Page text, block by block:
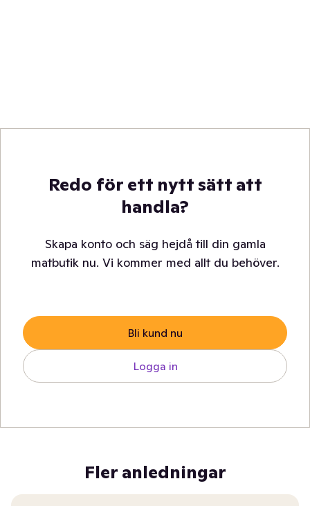
Redo för ett nytt sätt att
handla?
Skapa konto och säg hejdå till din gamla
matbutik nu. Vi kommer med allt du behöver.
Bli kund nu
Logga in
Fler anledningar